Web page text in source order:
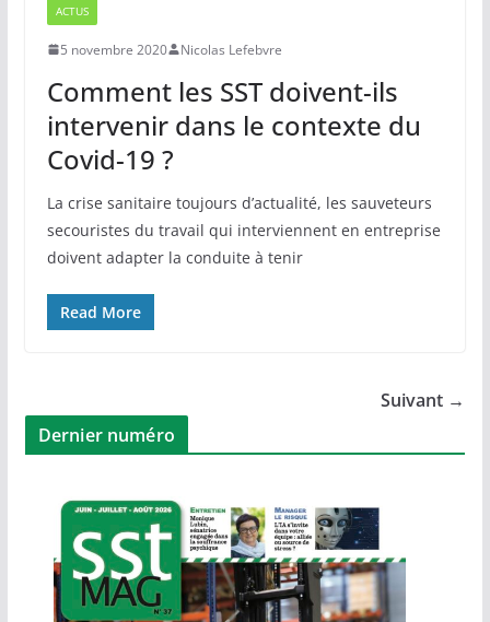
ACTUS
5 novembre 2020 Nicolas Lefebvre
Comment les SST doivent-ils
intervenir dans le contexte du
Covid-19 ?
La crise sanitaire toujours d’actualité, les sauveteurs
secouristes du travail qui interviennent en entreprise
doivent adapter la conduite à tenir
Read More
Suivant →
Dernier numéro